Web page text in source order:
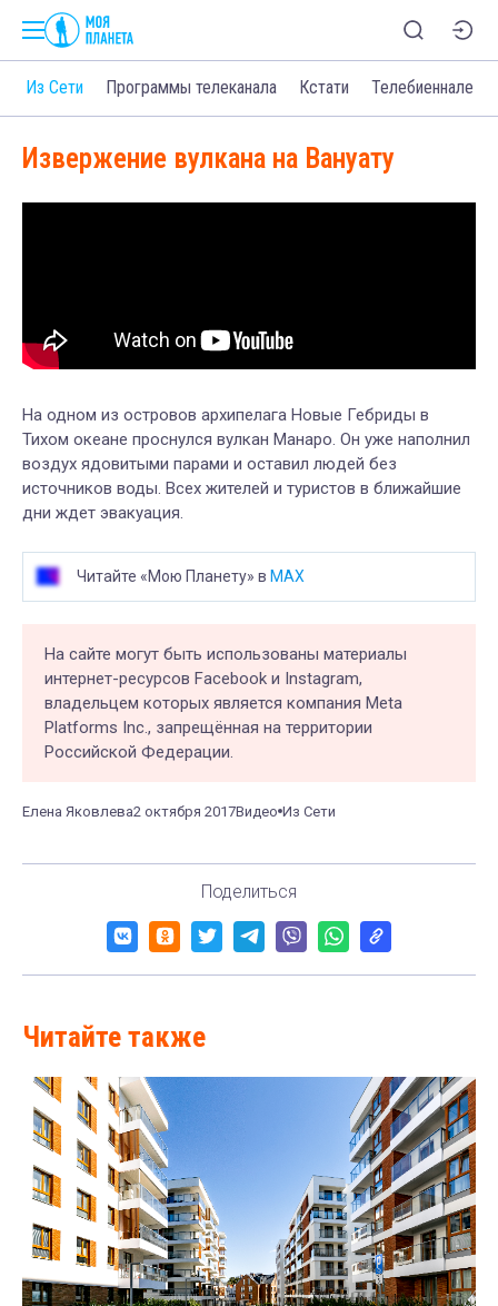
Из Сети Программы телеканала Кстати Телебиеннале
Извержение вулкана на Вануату
На одном из островов архипелага Новые Гебриды в
Тихом океане проснулся вулкан Манаро. Он уже наполнил
воздух ядовитыми парами и оставил людей без
источников воды. Всех жителей и туристов в ближайшие
дни ждет эвакуация.
Читайте «Мою Планету» в MAX
На сайте могут быть использованы материалы
интернет-ресурсов Facebook и Instagram,
владельцем которых является компания Meta
Platforms Inc., запрещённая на территории
Российской Федерации.
Елена Яковлева2 октября 2017Видео Из Сети
Поделиться
Читайте также